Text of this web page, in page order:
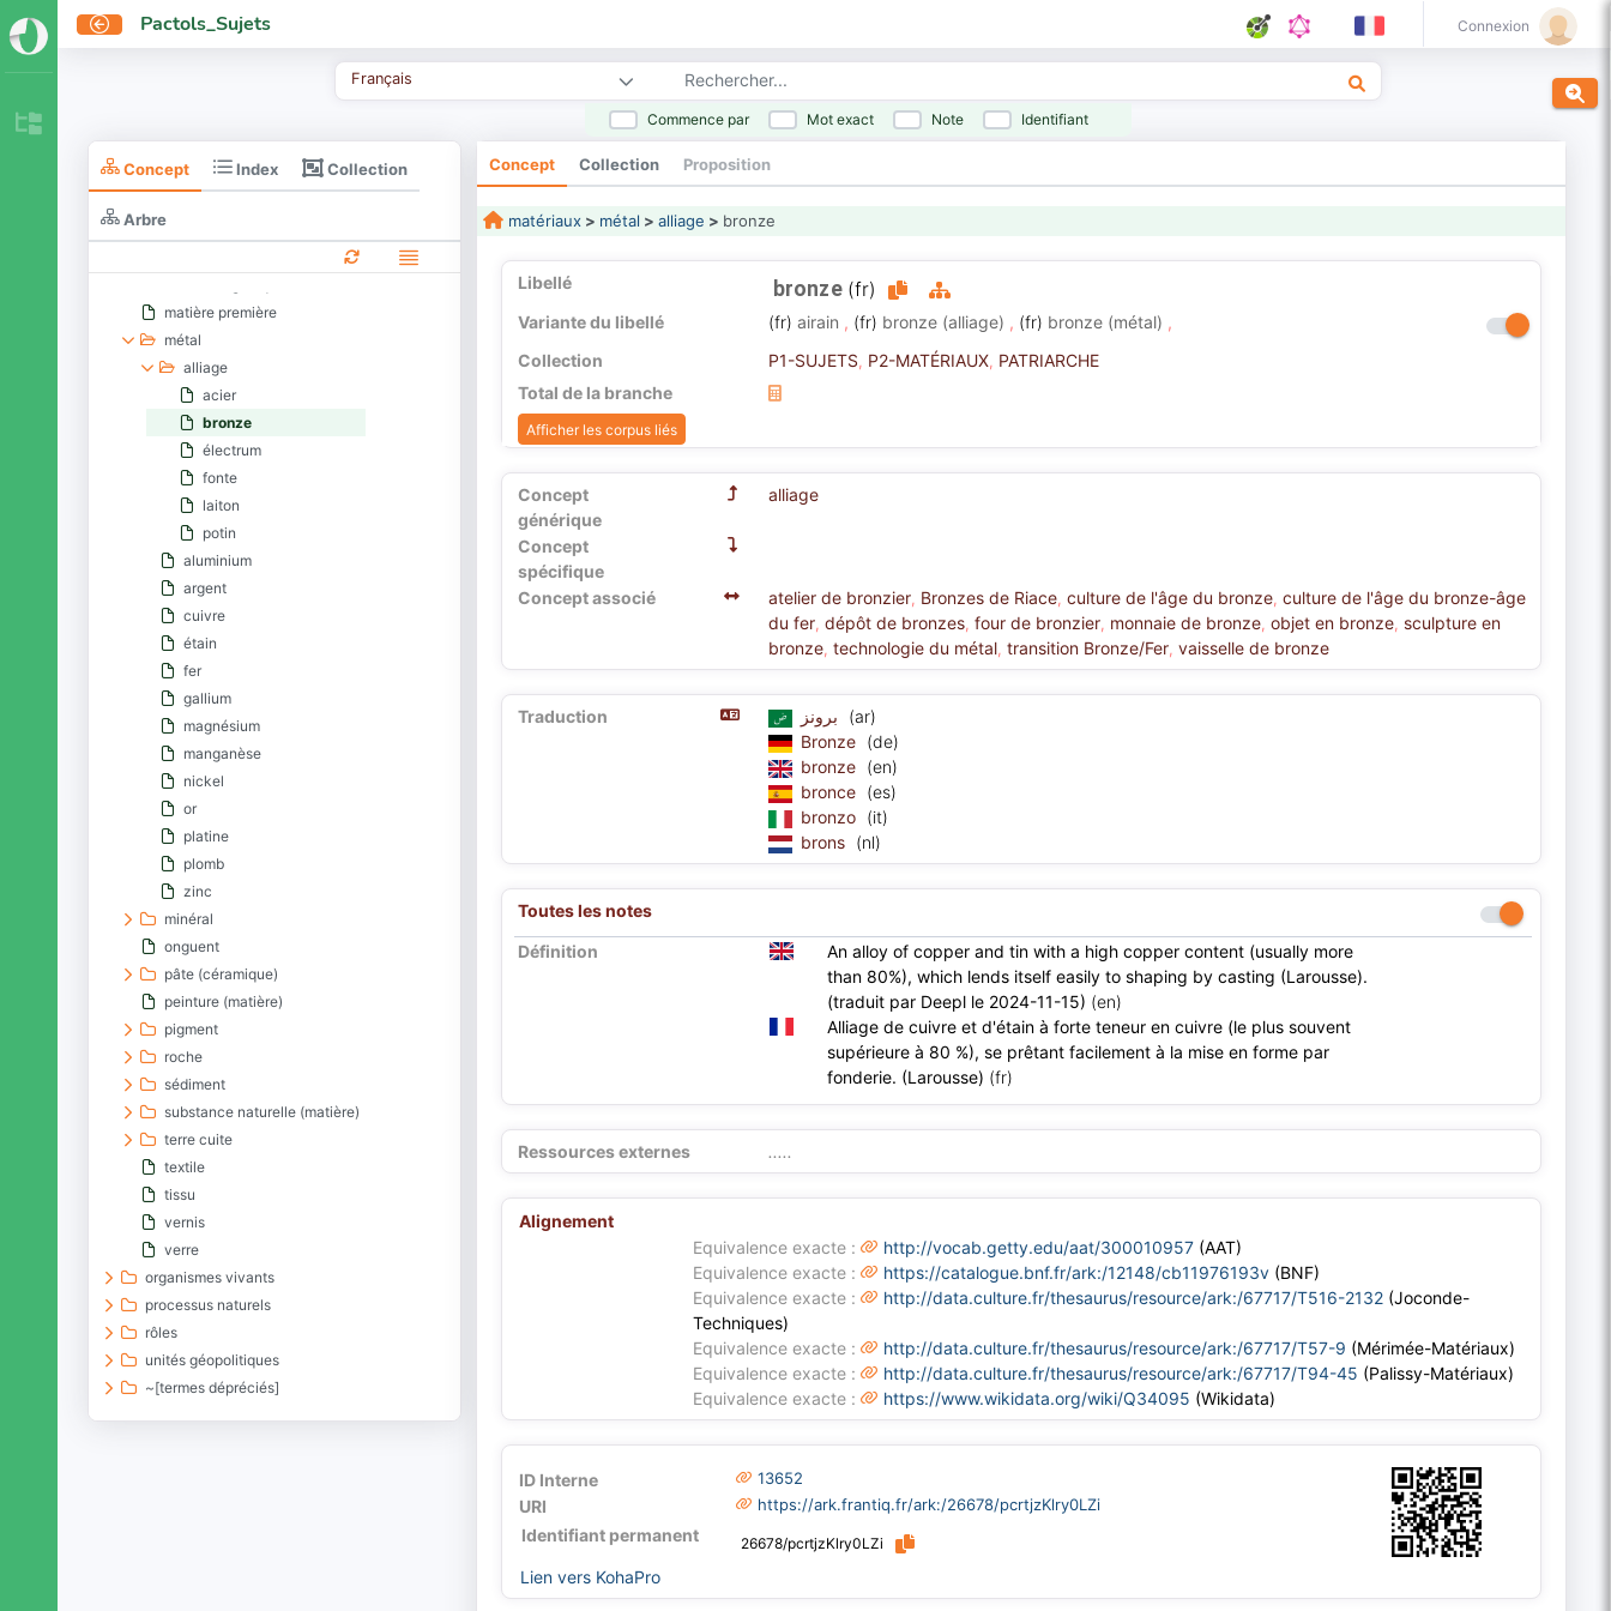
Pactols_Sujets Connexion
Français
Commence par Mot exact Note Identifiant
Concept Index Collection
Arbre
aliment
drogue
fritte
glaçure
matière première
métal
alliage
acier
bronze
électrum
fonte
laiton
potin
aluminium
argent
cuivre
étain
fer
gallium
magnésium
manganèse
nickel
or
platine
plomb
zinc
minéral
onguent
pâte (céramique)
peinture (matière)
pigment
roche
sédiment
substance naturelle (matière)
terre cuite
textile
tissu
vernis
verre
organismes vivants
processus naturels
rôles
unités géopolitiques
~[termes dépréciés]
Concept Collection Proposition
matériaux> métal > alliage > bronze
Libellé bronze (fr)
Variante du libellé (fr) airain , (fr) bronze (alliage) , (fr) bronze (métal) ,
Collection
P1-SUJETS P2-MATÉRIAUX, PATRIARCHE
Total de la branche
Afficher les corpus liés
Concept
générique
alliage
Concept
spécifique
Concept associé
atelier de bronzier, Bronzes de Riace, culture de l'âge du bronze, culture de l'âge du bronze-âge
du fer, dépôt de bronzes, four de bronzier, monnaie de bronze, objet en bronze, sculpture en
bronze, technologie du métal, transition Bronze/Fer, vaisselle de bronze
Traduction
(ar)
Bronze (de)
bronze (en)
bronce (es)
bronzo (it)
brons (nl)
Toutes les notes
Définition
An alloy of copper and tin with a high copper content (usually more
than 80%), which lends itself easily to shaping by casting (Larousse).
(traduit par Deepl le 2024-11-15) (en)
Alliage de cuivre et d'étain à forte teneur en cuivre (le plus souvent
supérieure à 80 %), se prêtant facilement à la mise en forme par
fonderie. (Larousse) (fr)
Ressources externes .....
Alignement
Equivalence exacte :
http://vocab.getty.edu/aat/300010957(AAT)
Equivalence exacte :
https://catalogue.bnf.fr/ark:/12148/cb11976193v(BNF)
Equivalence exacte :
http://data.culture.fr/thesaurus/resource/ark:/67717/T516-2132(Joconde-
Techniques)
Equivalence exacte :
http://data.culture.fr/thesaurus/resource/ark:/67717/T57-9 (Mérimée-Matériaux)
Equivalence exacte :
http://data.culture.fr/thesaurus/resource/ark:/67717/T94-45 (Palissy-Matériaux)
Equivalence exacte :
https://www.wikidata.org/wiki/Q34095 (Wikidata)
ID Interne 13652
URI https://ark.frantiq.fr/ark:/26678/pcrtjzKlry0LZi
Identifiant permanent 26678/pcrtjzKlry0LZi
Lien vers KohaPro